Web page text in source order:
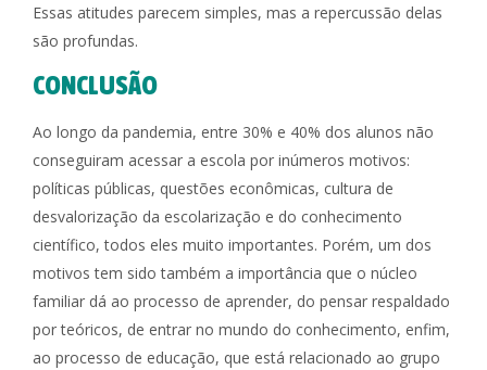
Essas atitudes parecem simples, mas a repercussão delas
são profundas.
CONCLUSÃO
Ao longo da pandemia, entre 30% e 40% dos alunos não
conseguiram acessar a escola por inúmeros motivos:
políticas públicas, questões econômicas, cultura de
desvalorização da escolarização e do conhecimento
científico, todos eles muito importantes. Porém, um dos
motivos tem sido também a importância que o núcleo
familiar dá ao processo de aprender, do pensar respaldado
por teóricos, de entrar no mundo do conhecimento, enfim,
ao processo de educação, que está relacionado ao grupo